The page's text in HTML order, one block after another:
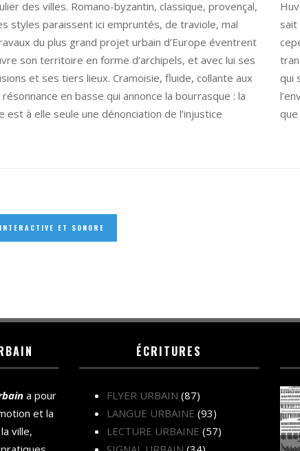
des villes. Romano-byzantin, classique, provençal,
styles paraissent ici empruntés, de traviole, mal
du plus grand projet urbain d’Europe éventrent
son territoire en forme d’archipels, et avec lui ses
et ses tiers lieux. Cramoisie, fluide, collante aux
en basse qui annonce la bourrasque : la
est à elle seule une dénonciation de l’injustice
sait
qui
que
ET SONORE
a pour
et la
ville,
ÉCRITURES
FLYER URBAIN (87)
LANGUE URBAINE (93)
LECTURE URBAINE (57)